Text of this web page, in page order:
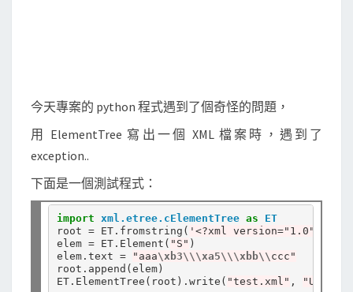
在
處
l
e
m
e
n
今天專案的 python 程式遇到了個奇怪的問題，
用 ElementTree 寫出一個 XML 檔案時，遇到了
exception..
下面是一個測試程式：
import xml.etree.cElementTree as
ET
root = ET. fromstring( '<?xml version="1.0"
elem = ET. Element( "S" )
elem. text = "aaa\xb3\\\xa5\\\xbb\\ ccc"
root . append(elem)
ET. ElementTree(root) . write( "test.xml" , "UTF-8"